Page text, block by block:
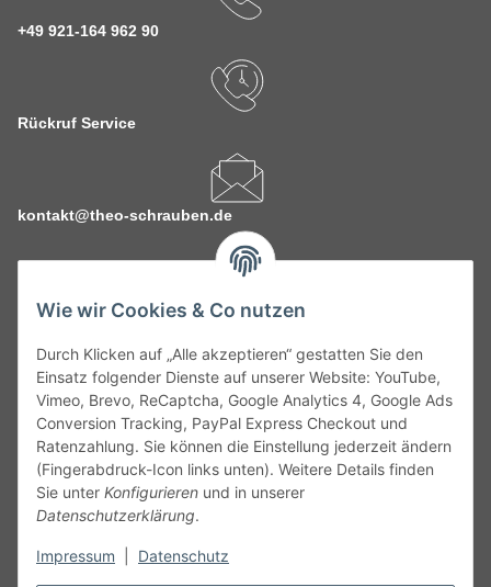
Wie wir Cookies & Co nutzen
Durch Klicken auf „Alle akzeptieren“ gestatten Sie den
Einsatz folgender Dienste auf unserer Website: YouTube,
Vimeo, Brevo, ReCaptcha, Google Analytics 4, Google Ads
Conversion Tracking, PayPal Express Checkout und
Ratenzahlung. Sie können die Einstellung jederzeit ändern
(Fingerabdruck-Icon links unten). Weitere Details finden
Sie unter Konfigurieren und in unserer
Datenschutzerklärung.
Impressum Datenschutz
+49 921-164 962 90
Rückruf Service
kontakt@theo-schrauben.de
Service
Gesetzliche Informationen
Alle technischen Angaben ohne Gewähr. Irrtümer und fehlerhafte
Angaben vorbehalten. Wenn Sie Datenblätter oder spezielle
unseren Kundenservice. Abbildungen der Artikel können